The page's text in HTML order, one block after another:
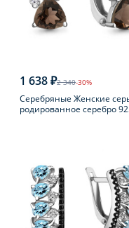
1 638 ₽2 340-30%
Серебряные Женские
родированное серебро